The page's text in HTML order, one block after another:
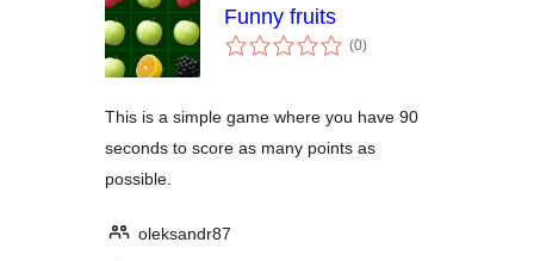
Funny fruits
(0укупних
оцена
)
This is a simple game where you have 90
seconds to score as many points as
possible.
oleksandr87